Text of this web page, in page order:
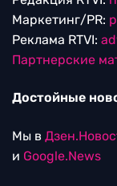
Маркетинг/PR:
Реклама RTVI:
Партнерские
Достойные
Мы в
и Google.News